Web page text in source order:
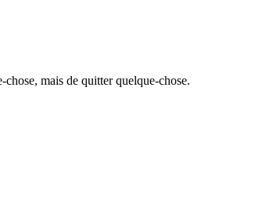
mais de quitter quelque-chose.